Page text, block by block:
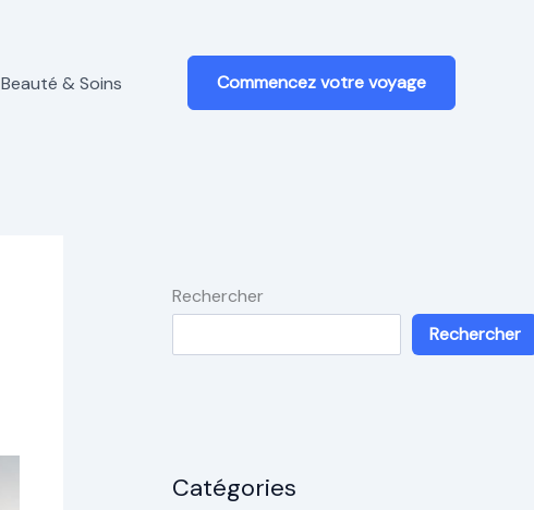
Beauté & Soins Commencez votre voyage
Rechercher
Rechercher
Catégories